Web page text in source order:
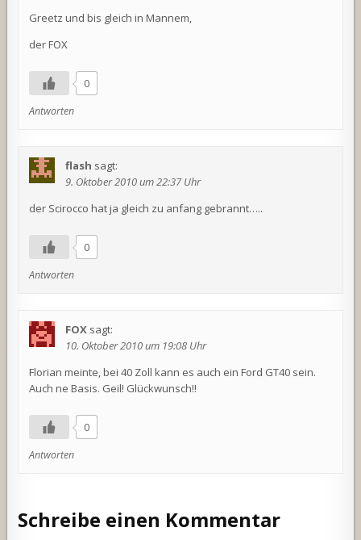
Greetz und bis gleich in Mannem,
der FOX
0
Antworten
flash sagt:
9. Oktober 2010 um 22:37 Uhr
der Scirocco hat ja gleich zu anfang gebrannt…..
0
Antworten
FOX sagt:
10. Oktober 2010 um 19:08 Uhr
Florian meinte, bei 40 Zoll kann es auch ein Ford GT40 sein.
Auch ne Basis. Geil! Glückwunsch!!
0
Antworten
Schreibe einen Kommentar